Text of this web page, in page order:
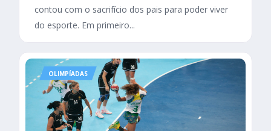
contou com o sacrifício dos pais para poder viver
do esporte. Em primeiro...
OLIMPÍADAS